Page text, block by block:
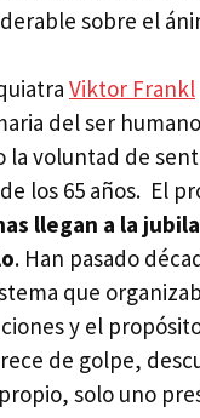
sobre el
Viktor Frankl
del ser
la voluntad de
los 65 años. El
llegan a la
. Han pasado
que
y el
de golpe,
solo uno